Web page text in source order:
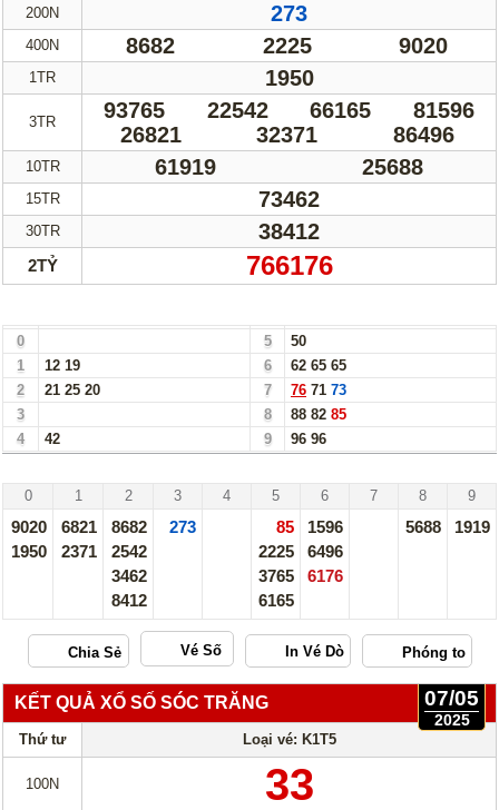
200N 273
400N 8682 2225 9020
1TR 1950
3TR 93765 22542 66165
81596
26821
32371 86496
10TR 61919 25688
15TR 73462
30TR 38412
2TỶ 766176
0 5
50
1
12 19 6 62 65 65
2
21 25 20 7 76 71 73
3
8 88 82 85
4
42 9 96 96
0 1 2 3 4 5 6 7 8 9
9020
1950
6821
2371
8682
2542
3462
8412
273
85
2225
3765
6165
1596
6496
6176
5688 1919
Vé Số
KẾT QUẢ XỔ SỐ SÓC TRĂNG 07/05
2025
Thứ tư Loại vé: K1T5
100N 33